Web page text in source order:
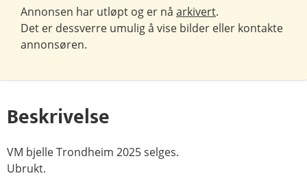
Annonsen har utløpt og er nå arkivert.
Det er dessverre umulig å vise bilder eller kontakte
annonsøren.
Beskrivelse
VM bjelle Trondheim 2025 selges.
Ubrukt.